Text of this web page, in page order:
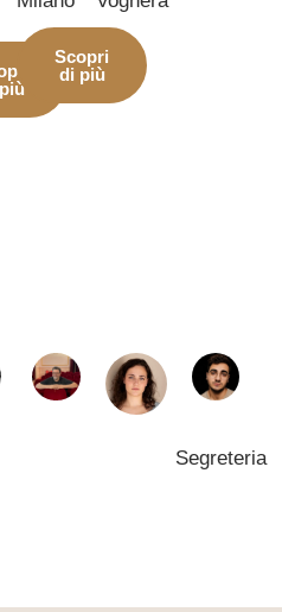
Scopri
di più
Segreteria